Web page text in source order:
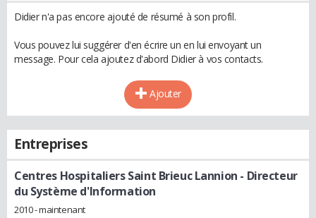
Didier n'a pas encore ajouté de résumé à son profil.
Vous pouvez lui suggérer d'en écrire un en lui envoyant un
message. Pour cela ajoutez d'abord Didier à vos contacts.
Ajouter
Entreprises
Centres Hospitaliers Saint Brieuc Lannion - Directeur
du Système d'Information
2010 - maintenant